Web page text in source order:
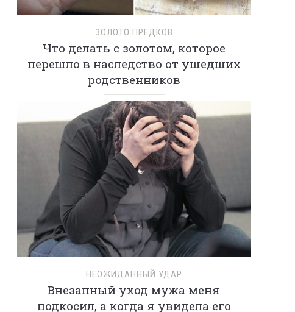
ЗОЛОТО ПРЕДКОВ
Что делать с золотом, которое
перешло в наследство от ушедших
родственников
НЕОЖИДАННЫЙ УДАР
Внезапный уход мужа меня
подкосил, а когда я увидела его